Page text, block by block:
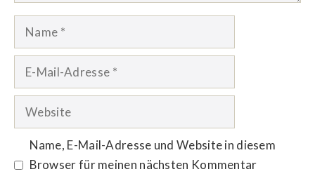
Name
Website
Name, E-Mail-Adresse und Website in diesem
Browser für meinen nächsten Kommentar